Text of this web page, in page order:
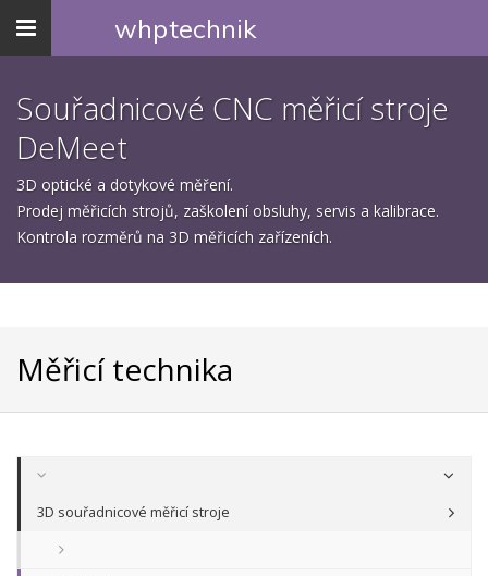
Toggle
whptechnik
Souřadnicové CNC měřicí stroje
DeMeet
3D optické a dotykové měření.
Prodej měřicích strojů, zaškolení obsluhy, servis a kalibrace.
Kontrola rozměrů na 3D měřicích zařízeních.
Měřicí technika
3D souřadnicové měřicí stroje